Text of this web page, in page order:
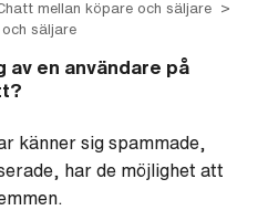
mellan köpare och säljare
säljare
en användare på
känner sig spammade,
har de möjlighet att